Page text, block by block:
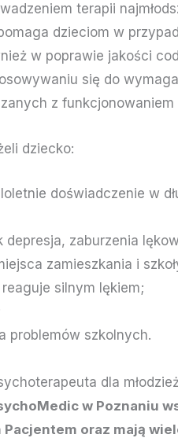
terapii
dzieciom w
w poprawie jakości
się do
z
dziecko:
doświadczenie w
zaburzenia
zamieszkania i
silnym lękiem;
problemów szkolnych.
dla
w Poznaniu
oraz mają